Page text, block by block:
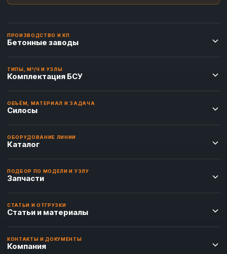
ПРОИЗВОДСТВО И КП
Бетонные заводы
ТИПЫ, М³/Ч И УЗЛЫ
Комплектация БСУ
ОБЪЁМ, МАТЕРИАЛ И ЗАДАЧА
Силосы
ОБОРУДОВАНИЕ ЛИНИИ
Каталог
ПОДБОР ПО МОДЕЛИ И УЗЛУ
Запчасти
СТАТЬИ И ОТГРУЗКИ
Статьи и материалы
КОНТАКТЫ И ДОКУМЕНТЫ
Компания